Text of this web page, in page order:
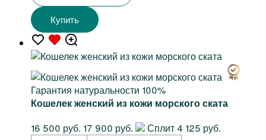
Купить
Гарантия натуральности 100%
Кошелек женский из кожи морского ската
16 500 руб. 17 900 руб.
Сплит 4 125 руб.